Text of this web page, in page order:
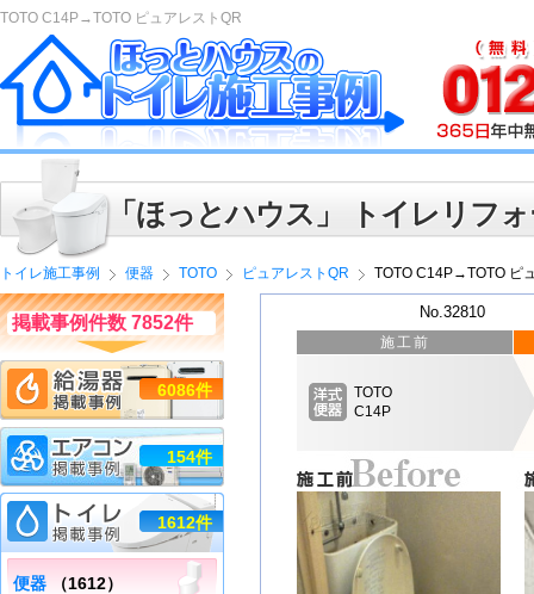
TOTO C14P→TOTO ピュアレストQR
「ほっとハウス」 トイレリフ
トイレ施工事例 便器 TOTO ピュアレストQR TOTO C14P→TOTO ピ
No.32810
施工前
TOTO
C14P
掲載事例件数 7852件
6086件
154件
1612件
便器 （1612）